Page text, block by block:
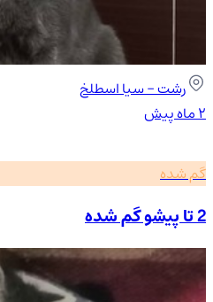
رشت- سیا اسطلخ
۲ ماه پیش
گم شده
2 تا پیشو گم شده